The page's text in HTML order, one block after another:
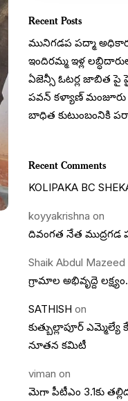
Recent Posts
మునిగడప పద్మా
ఇందిరమ్మ ఇళ్ల
ఏజెన్సీ ఓటర్ల జాబిత పై
పవన్ కళ్యాణ్ మంజూరు
బాధిత కుటుంబంనికి
Recent Comments
KOLIPAKA BC
koyyakrishna on
దివంగత నేత ముద్రగడ
Shaik Abdul Mazeed
గ్రామాల అభివృద్దె
SATHISH on
కుత్బుల్లాపూర్
నూతన కమిటీ
viman on
మెగా పీటీఎం 3.1కు